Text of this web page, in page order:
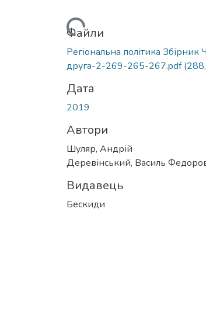
Вантажиться...
Файли
Регіональна політика Збірник
друга-2-269-265-267.pdf
Дата
2019
Автори
Шуляр, Андрій
Деревінський, Василь
Видавець
Бескиди